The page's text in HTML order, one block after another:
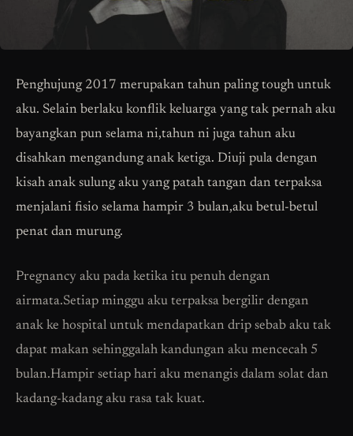
Penghujung 2017 merupakan tahun paling tough untuk
aku. Selain berlaku konflik keluarga yang tak pernah aku
bayangkan pun selama ni,tahun ni juga tahun aku
disahkan mengandung anak ketiga. Diuji pula dengan
kisah anak sulung aku yang patah tangan dan terpaksa
menjalani fisio selama hampir 3 bulan,aku betul-betul
penat dan murung.
Pregnancy aku pada ketika itu penuh dengan
airmata.Setiap minggu aku terpaksa bergilir dengan
anak ke hospital untuk mendapatkan drip sebab aku tak
dapat makan sehinggalah kandungan aku mencecah 5
bulan.Hampir setiap hari aku menangis dalam solat dan
kadang-kadang aku rasa tak kuat.